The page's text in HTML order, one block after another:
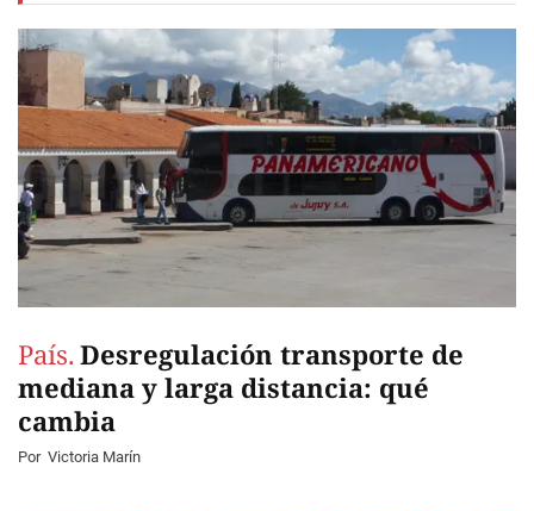
País. Desregulación transporte de
mediana y larga distancia: qué
cambia
Por Victoria Marín